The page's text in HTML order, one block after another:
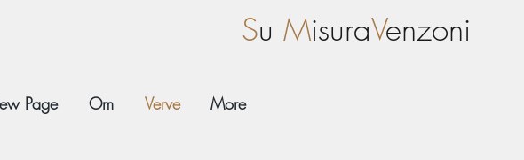
Page Om Verve More
Su MisuraVenzoni